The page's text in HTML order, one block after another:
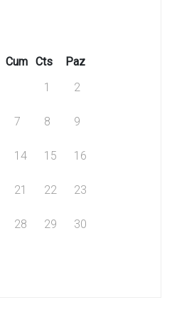
Cum Cts
Paz
1
2
7 8 9
14 15 16
21 22 23
28 29 30